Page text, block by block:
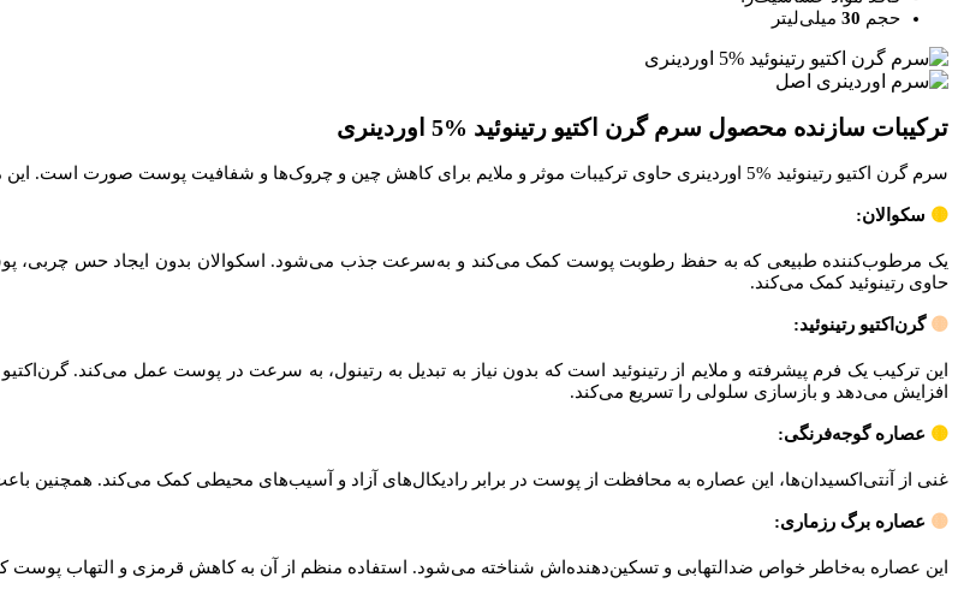
حجم 30 میلی‌لیتر
ترکیبات سازنده محصول سرم گرن اکتیو رتینوئید %5 اوردینری
سرم گرن اکتیو رتینوئید %5 اوردینری حاوی ترکیبات موثر و ملایم برای کاهش چین و چروک‌ها و شفافیت پوست صورت است. این محصول شامل ترکیبات زیر است:
🟡 سکوالان:
یک مرطوب‌کننده طبیعی که به حفظ رطوبت پوست کمک می‌کند و به‌سرعت جذب می‌شود. اسکوالان بدون ایجاد حس چربی،
حاوی رتینوئید کمک می‌کند.
🟡 گرن‌اکتیو رتینوئید:
این ترکیب یک فرم پیشرفته و ملایم از رتینوئید است که بدون نیاز به تبدیل به رتینول، به سرعت در پوست عمل می‌کند.
افزایش می‌دهد و بازسازی سلولی را تسریع می‌کند.
🟡 عصاره گوجه‌فرنگی:
غنی از آنتی‌اکسیدان‌ها، این عصاره به محافظت از پوست در برابر رادیکال‌های آزاد و آسیب‌های محیطی کمک می‌کند.
🟡 عصاره برگ رزماری:
این عصاره به‌خاطر خواص ضدالتهابی و تسکین‌دهنده‌اش شناخته می‌شود. استفاده منظم از آن به کاهش قرمزی و التهاب